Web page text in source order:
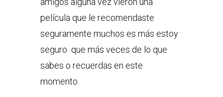
película que le recomendaste
seguramente muchos es más estoy
seguro que más veces de lo que
sabes o recuerdas en este
momento.